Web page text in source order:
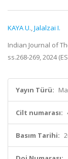
KAYA U.,Jalalzai I.
Indian Journal of
ss.268-269, 2024
Yayın Türü:
Cilt numarası:
Basım Tarihi: